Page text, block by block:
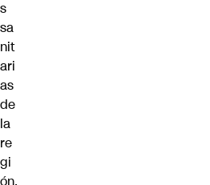
s
sa
nit
ari
as
de
la
re
gi
ón.